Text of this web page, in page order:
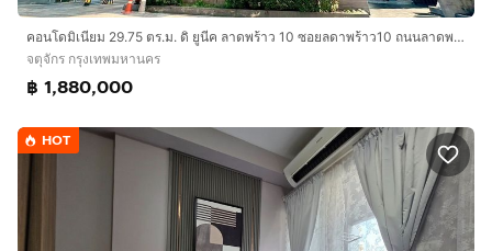
คอนโดมิเนียม 29.75 ตร.ม. ดิ ยูนีค ลาดพร้าว 10 ซอยลดาพร้าว10 ถนนลาดพร้าว ถนนวิภาวดี-รังสิต เขตจตุจักร กรุงเทพมหานคร
จตุจักร กรุงเทพมหานคร
฿ 1,880,000
HOT